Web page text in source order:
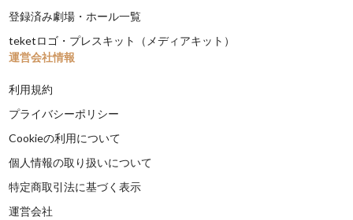
登録済み劇場・ホール一覧
teketロゴ・プレスキット（メディアキット）
運営会社情報
利用規約
プライバシーポリシー
Cookieの利用について
個人情報の取り扱いについて
特定商取引法に基づく表示
運営会社